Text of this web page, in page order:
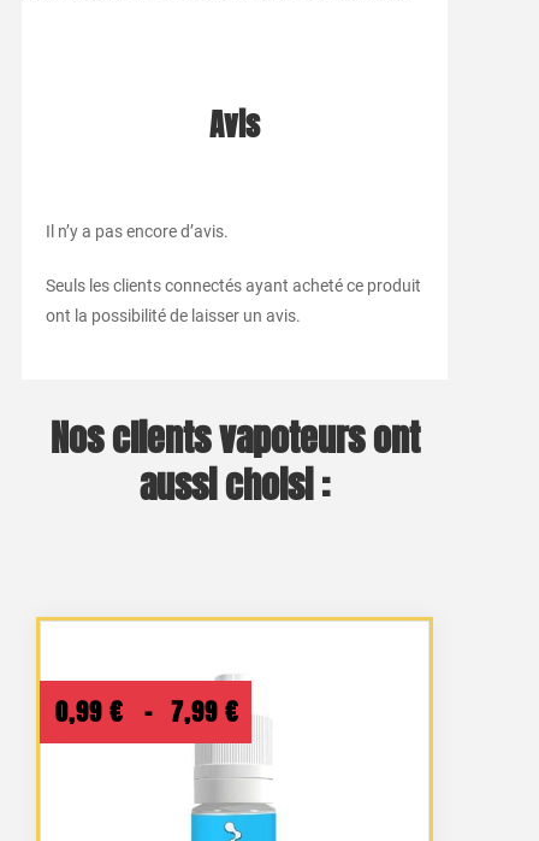
Avis
Il n’y a pas encore d’avis.
Seuls les clients connectés ayant acheté ce produit
ont la possibilité de laisser un avis.
Nos clients vapoteurs ont
aussi choisi :
0,99 € – 7,99 € Plage
de
prix :